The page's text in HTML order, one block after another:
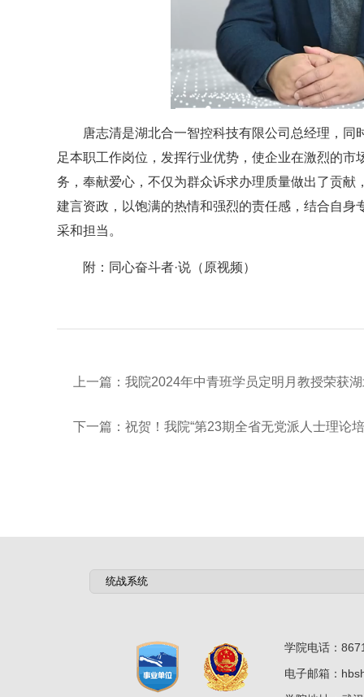
唐志清是湖北合一智控科技有限公司总经理，
足本职工作岗位，发挥行业优势，使企业在激烈的
务，奉献爱心，不仅为群众诉求办理质量做出了贡
建言资政，以饱满的热情和强烈的责任感，结合自
采和担当。
附：同心奋斗者·说（ 原视频）
上一篇： 我院2024年中青班学员定明月教授荣获
下一篇： 祝贺！我院“第23期全省无党派人士理论
学院电话：
电子邮箱：